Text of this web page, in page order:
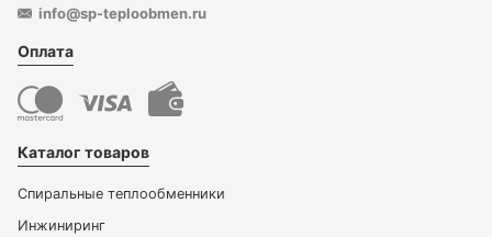
info@sp-teploobmen.ru
Оплата
Каталог товаров
Спиральные теплообменники
Инжиниринг